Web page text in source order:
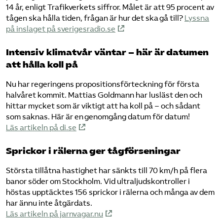
14 år, enligt Trafikverkets siffror. Målet är att 95 procent av
tågen ska hålla tiden, frågan är hur det ska gå till? Lyssna
på inslaget på sverigesradio.se
Intensiv klimatvår väntar – här är datumen
att hålla koll på
Nu har regeringens propositionsförteckning för första
halvåret kommit. Mattias Goldmann har lusläst den och
hittar mycket som är viktigt att ha koll på – och sådant
som saknas. Här är en genomgång datum för datum!
Läs artikeln på di.se
Sprickor i rälerna ger tågförseningar
Största tillåtna hastighet har sänkts till 70 km/h på flera
banor söder om Stockholm. Vid ultraljudskontroller i
höstas upptäcktes 156 sprickor i rälerna och många av dem
har ännu inte åtgärdats.
Läs artikeln på jarnvagar.nu